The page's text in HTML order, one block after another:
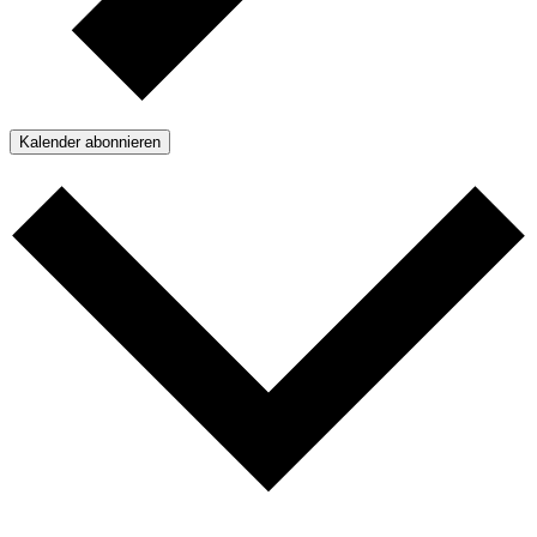
Kalender abonnieren